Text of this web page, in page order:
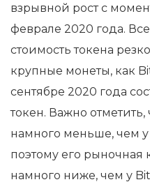
взрывной рост с
феврале 2020 года.
стоимость токена
крупные монеты, как
сентябре 2020 года
токен. Важно
намного меньше, чем
поэтому его рыночная
намного ниже, чем у